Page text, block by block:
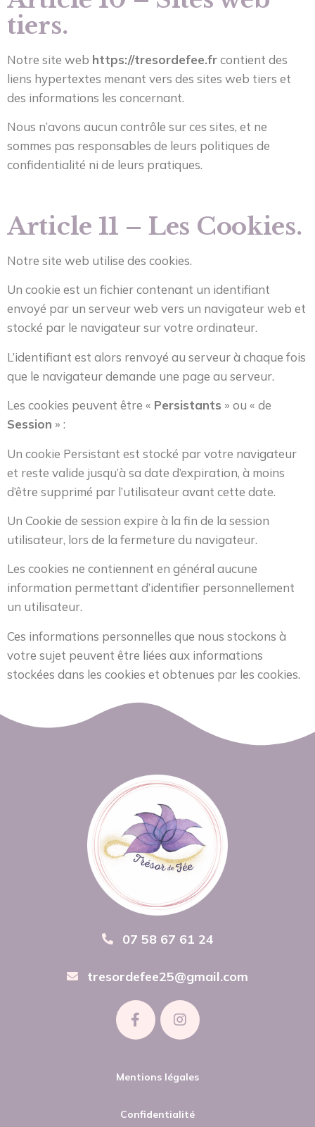
tiers.
Notre site web https://tresordefee.frcontient des
liens hypertextes menant vers des sites web tiers et
des informations les concernant.
Nous n’avons aucun contrôle sur ces sites, et ne
sommes pas responsables de leurs politiques de
confidentialité ni de leurs pratiques.
Article 11 – Les Cookies.
Notre site web utilise des cookies.
Un cookie est un fichier contenant un identifiant
envoyé par un serveur web vers un navigateur web et
stocké par le navigateur sur votre ordinateur.
L’identifiant est alors renvoyé au serveur à chaque fois
que le navigateur demande une page au serveur.
Les cookies peuvent être « Persistants » ou « de
Session » :
Un cookie Persistant est stocké par votre navigateur
et reste valide jusqu’à sa date d’expiration, à moins
d’être supprimé par l’utilisateur avant cette date.
Un Cookie de session expire à la fin de la session
utilisateur, lors de la fermeture du navigateur.
Les cookies ne contiennent en général aucune
information permettant d’identifier personnellement
un utilisateur.
Ces informations personnelles que nous stockons à
votre sujet peuvent être liées aux informations
stockées dans les cookies et obtenues par les cookies.
07 58 67 61 24
tresordefee25@gmail.com
Mentions légales
Confidentialité